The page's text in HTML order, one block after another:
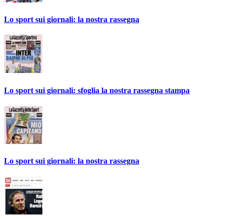
Lo sport sui giornali: la nostra rassegna
Lo sport sui giornali: sfoglia la nostra rassegna stampa
Lo sport sui giornali: la nostra rassegna